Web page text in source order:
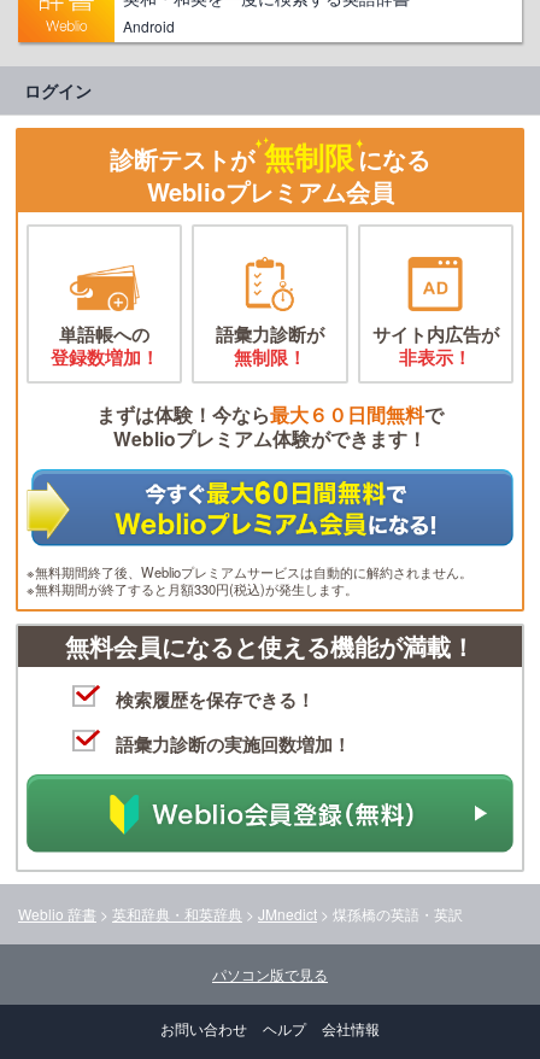
Android
ログイン
診断テストが 無制限になる
Weblioプレミアム会員
単語帳への
登録数増加！
語彙力診断が
無制限！
サイト内広告が
非表示！
まずは体験！今なら最大６０日間無料で
Weblioプレミアム体験ができます！
※無料期間終了後、Weblioプレミアムサービスは自動的に解約されません。
※無料期間が終了すると月額330円(税込)が発生します。
無料会員になると使える機能が満載！
検索履歴を保存できる！
語彙力診断の実施回数増加！
Weblio 辞書 > 英和辞典・和英辞典 > JMnedict > 煤孫橋の英語・英訳
パソコン版で見る
お問い合わせ ヘルプ 会社情報